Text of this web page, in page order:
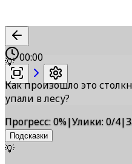
00:00
💡
Как произошло это
упали в лесу?
Прогресс:0%|Улики:0/4|
Подсказки
💡